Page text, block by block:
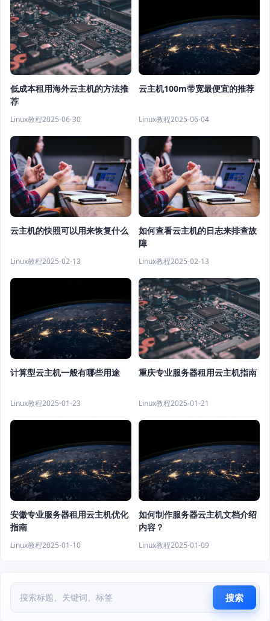
低成本租用海外云主机的方法推
荐
Linux教程2025-06-30
云主机100m带宽最便宜的推荐
Linux教程2025-06-04
云主机的快照可以用来恢复什么
Linux教程2025-02-13
如何查看云主机的日志来排查故
障
Linux教程2025-02-13
计算型云主机一般有哪些用途
Linux教程2025-01-23
重庆专业服务器租用云主机指南
Linux教程2025-01-21
安徽专业服务器租用云主机优化
指南
Linux教程2025-01-10
如何制作服务器云主机文档介绍
内容？
Linux教程2025-01-09
搜索